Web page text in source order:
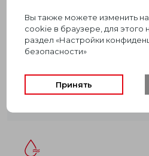
Вы также можете изменить
cookie в браузере, для этого
раздел «Настройки
безопасности»
Принять